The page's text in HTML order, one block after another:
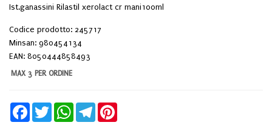
Ist.ganassini Rilastil xerolact cr mani100ml
Codice prodotto: 245717
Minsan: 980454134
EAN: 8050444858493
MAX 3 PER ORDINE
FacebookTwitter WhatsAppTelegram